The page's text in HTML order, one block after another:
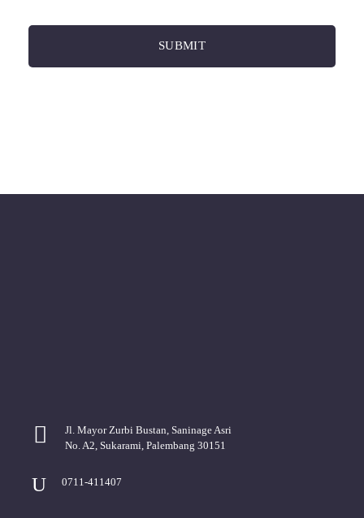
Jl. Mayor Zurbi Bustan, Saninage Asri
No. A2, Sukarami, Palembang 30151
0711-411407